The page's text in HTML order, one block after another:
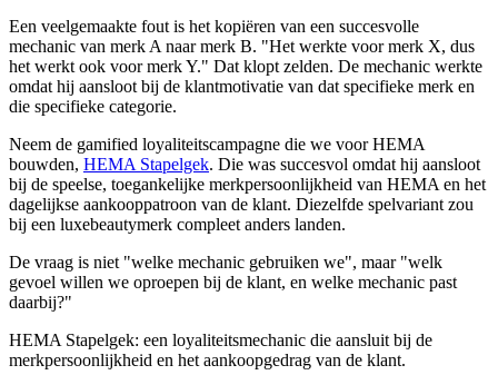
Een veelgemaakte fout is het kopiëren van een succesvolle
mechanic van merk A naar merk B. "Het werkte voor merk X, dus
het werkt ook voor merk Y." Dat klopt zelden. De mechanic werkte
omdat hij aansloot bij de klantmotivatie van dat specifieke merk en
die specifieke categorie.
Neem de gamified loyaliteitscampagne die we voor HEMA
bouwden, HEMA Stapelgek. Die was succesvol omdat hij aansloot
bij de speelse, toegankelijke merkpersoonlijkheid van HEMA en het
dagelijkse aankooppatroon van de klant. Diezelfde spelvariant zou
bij een luxebeautymerk compleet anders landen.
De vraag is niet "welke mechanic gebruiken we", maar "welk
gevoel willen we oproepen bij de klant, en welke mechanic past
daarbij?"
HEMA Stapelgek: een loyaliteitsmechanic die aansluit bij de
merkpersoonlijkheid en het aankoopgedrag van de klant.